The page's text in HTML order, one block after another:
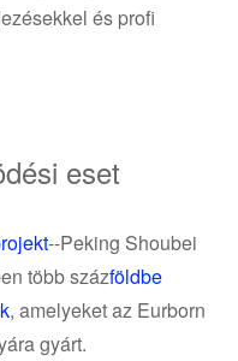
és profi
eset
--Peking Shoubei
több százföldbe
, amelyeket az Eurborn
gyárt.